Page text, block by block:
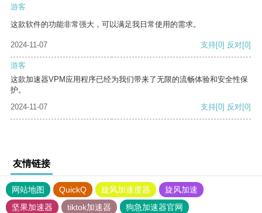
游客
这款软件的功能非常强大，可以满足我日常使用的需求。
2024-11-07 支持[0] 反对[0]
游客
这款加速器VPM应用程序已经为我们带来了无限的流畅体验和安全性保
护。
2024-11-07
支持[0] 反对[0]
友情链接
网站地图 QuickQ 旋风加速度器
旋风加速
坚果加速器
tiktok加速器
狗急加速器官网